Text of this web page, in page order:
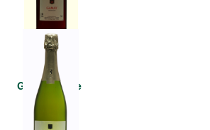
Gamay rouge